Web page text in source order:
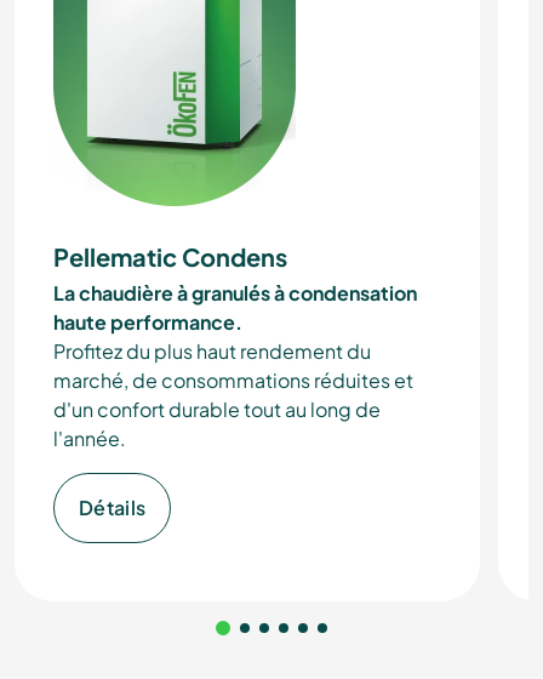
Pellematic Condens
La chaudière à granulés à condensation
haute performance.
Profitez du plus haut rendement du
marché, de consommations réduites et
d'un confort durable tout au long de
l'année.
Détails